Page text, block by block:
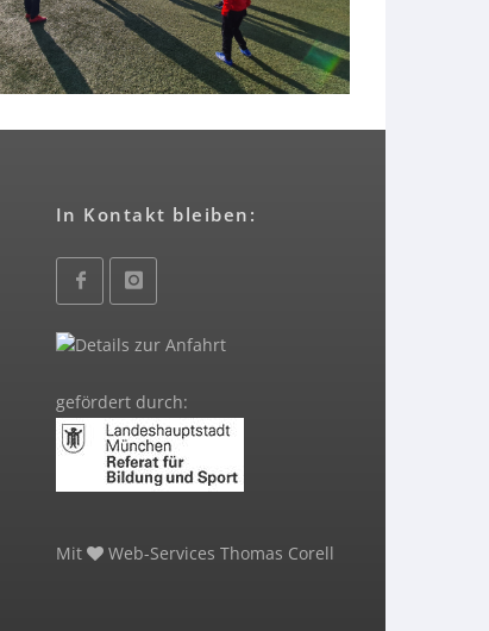
In Kontakt bleiben:
gefördert durch:
Mit Web-Services Thomas Corell